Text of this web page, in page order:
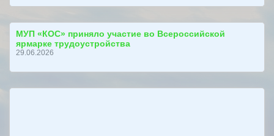
МУП «КОС» приняло участие во Всероссийской
ярмарке трудоустройства
29.06.2026